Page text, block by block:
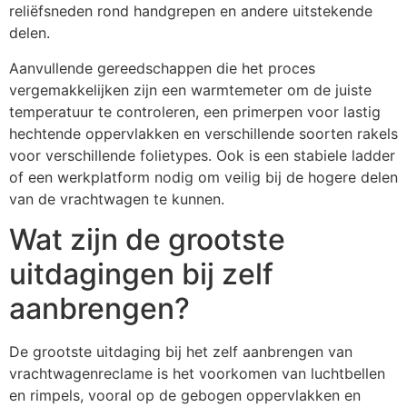
reliëfsneden rond handgrepen en andere uitstekende
delen.
Aanvullende gereedschappen die het proces
vergemakkelijken zijn een warmtemeter om de juiste
temperatuur te controleren, een primerpen voor lastig
hechtende oppervlakken en verschillende soorten rakels
voor verschillende folietypes. Ook is een stabiele ladder
of een werkplatform nodig om veilig bij de hogere delen
van de vrachtwagen te kunnen.
Wat zijn de grootste
uitdagingen bij zelf
aanbrengen?
De grootste uitdaging bij het zelf aanbrengen van
vrachtwagenreclame is het voorkomen van luchtbellen
en rimpels, vooral op de gebogen oppervlakken en